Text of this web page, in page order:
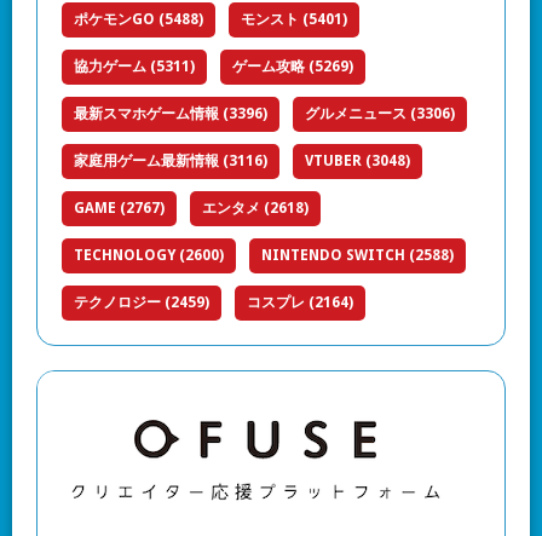
ポケモンGO (5488) モンスト (5401)
協力ゲーム (5311) ゲーム攻略 (5269)
最新スマホゲーム情報 (3396) グルメニュース (3306)
家庭用ゲーム最新情報 (3116) VTUBER (3048)
GAME (2767) エンタメ (2618)
TECHNOLOGY(2600) NINTENDO SWITCH (2588)
テクノロジー (2459) コスプレ (2164)